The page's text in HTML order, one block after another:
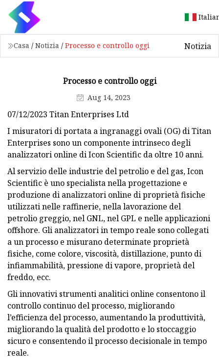
Casa / Notizia / Processo e controllo oggi Notizia
Processo e controllo oggi
Aug 14, 2023
07/12/2023 Titan Enterprises Ltd
I misuratori di portata a ingranaggi ovali (OG) di Titan
Enterprises sono un componente intrinseco degli
analizzatori online di Icon Scientific da oltre 10 anni.
Al servizio delle industrie del petrolio e del gas, Icon
Scientific è uno specialista nella progettazione e
produzione di analizzatori online di proprietà fisiche
utilizzati nelle raffinerie, nella lavorazione del
petrolio greggio, nel GNL, nel GPL e nelle applicazioni
offshore. Gli analizzatori in tempo reale sono collegati
a un processo e misurano determinate proprietà
fisiche, come colore, viscosità, distillazione, punto di
infiammabilità, pressione di vapore, proprietà del
freddo, ecc.
Gli innovativi strumenti analitici online consentono il
controllo continuo del processo, migliorando
l’efficienza del processo, aumentando la produttività,
migliorando la qualità del prodotto e lo stoccaggio
sicuro e consentendo il processo decisionale in tempo
reale.